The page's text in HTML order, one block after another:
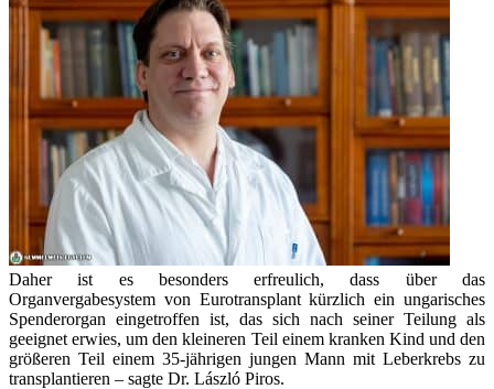
Daher ist es besonders erfreulich, dass über das
Organvergabesystem von Eurotransplant kürzlich ein ungarisches
Spenderorgan eingetroffen ist, das sich nach seiner Teilung als
geeignet erwies, um den kleineren Teil einem kranken Kind und den
größeren Teil einem 35-jährigen jungen Mann mit Leberkrebs zu
transplantieren – sagte Dr. László Piros.